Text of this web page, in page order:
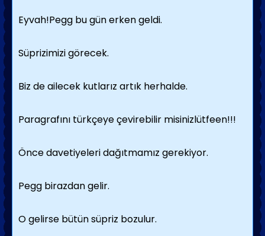
Eyvah!Pegg bu gün erken geldi.
Süprizimizi görecek.
Biz de ailecek kutlarız artık herhalde.
Paragrafını türkçeye çevirebilir misinizlütfeen!!!
Önce davetiyeleri dağıtmamız gerekiyor.
Pegg birazdan gelir.
O gelirse bütün süpriz bozulur.